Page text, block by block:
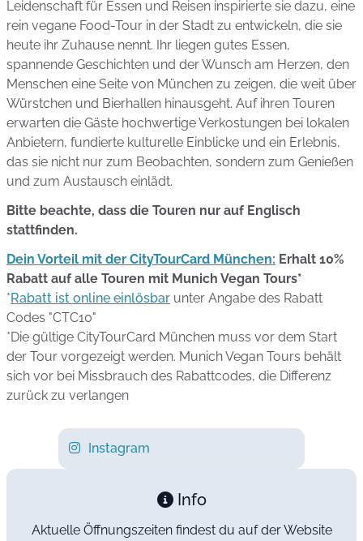
Leidenschaft für Essen und Reisen inspirierte sie dazu, eine
rein vegane Food-Tour in der Stadt zu entwickeln, die sie
heute ihr Zuhause nennt. Ihr liegen gutes Essen,
spannende Geschichten und der Wunsch am Herzen, den
Menschen eine Seite von München zu zeigen, die weit über
Würstchen und Bierhallen hinausgeht. Auf ihren Touren
erwarten die Gäste hochwertige Verkostungen bei lokalen
Anbietern, fundierte kulturelle Einblicke und ein Erlebnis,
das sie nicht nur zum Beobachten, sondern zum Genießen
und zum Austausch einlädt.
Bitte beachte, dass die Touren nur auf Englisch
stattfinden.
Dein Vorteil mit der CityTourCard München: Erhalt 10%
Rabatt auf alle Touren mit Munich Vegan Tours*
*Rabatt ist online einlösbar unter Angabe des Rabatt
Codes "CTC10"
*Die gültige CityTourCard München muss vor dem Start
der Tour vorgezeigt werden. Munich Vegan Tours behält
sich vor bei Missbrauch des Rabattcodes, die Differenz
zurück zu verlangen
Instagram
Info
Aktuelle Öffnungszeiten findest du auf der Website